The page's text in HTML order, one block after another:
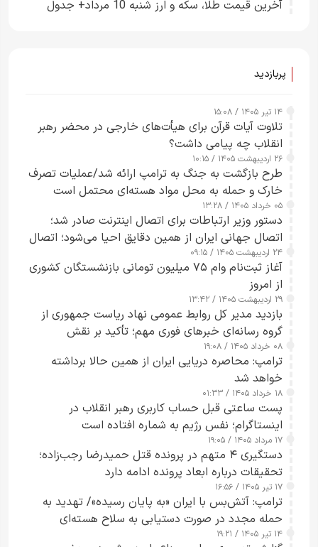
آخرین قیمت طلا، سکه و ارز شنبه 10 مرداد+ جدول
پربازدید
۱۴ تیر ۱۴۰۵ / ۱۵:۰۸
تلاوت آیات قرآن برای هیأت‌های خارجی در محضر رهبر
انقلاب چه پیامی داشت؟
۲۶ اردیبهشت ۱۴۰۵ / ۱۰:۱۵
طرح‌ بازگشت به جنگ به ترامپ ارائه شد/عملیات تصرف
خارک و حمله به محل مواد هسته‌ای محتمل است
۰۵ خرداد ۱۴۰۵ / ۱۳:۲۸
دستور وزیر ارتباطات برای اتصال اینترنت صادر شد؛
اتصال جهانی ایران از همین دقایق احیا می‌شود؛ اتصال
کامل مردم تا ۲۴ ساعت آینده
۲۴ اردیبهشت ۱۴۰۵ / ۰۹:۱۵
آغاز ثبت‌نام وام ۷۵ میلیون تومانی بازنشستگان کشوری
از امروز
۲۹ اردیبهشت ۱۴۰۵ / ۱۳:۴۲
بازدید مدیر کل روابط عمومی نهاد ریاست جمهوری از
گروه رسانه‌ای خبرهای فوری مهم؛ تأکید بر نقش
رسانه‌های هوشمند و مسئول در ارتقای آگاهی عمومی
۰۸ خرداد ۱۴۰۵ / ۱۹:۰۸
ترامپ: محاصره دریایی ایران از همین حالا برداشته
خواهد شد
۱۸ خرداد ۱۴۰۵ / ۰۱:۳۳
پست ساعتی قبل حساب کاربری رهبر انقلاب در
اینستاگرام؛ نفس رژیم به شماره افتاده است​
۱۷ مرداد ۱۴۰۵ / ۱۹:۰۵
دستگیری ۴ متهم در پرونده قتل حمیدرضا رجب‌زاده؛
تحقیقات درباره ابعاد پرونده ادامه دارد
۱۷ تیر ۱۴۰۵ / ۱۶:۵۶
ترامپ: آتش‌بس با ایران «به پایان رسیده»/ تهدید به
حمله مجدد در صورت دستیابی به سلاح هسته‌ای
۱۴ تیر ۱۴۰۵ / ۱۹:۲۱